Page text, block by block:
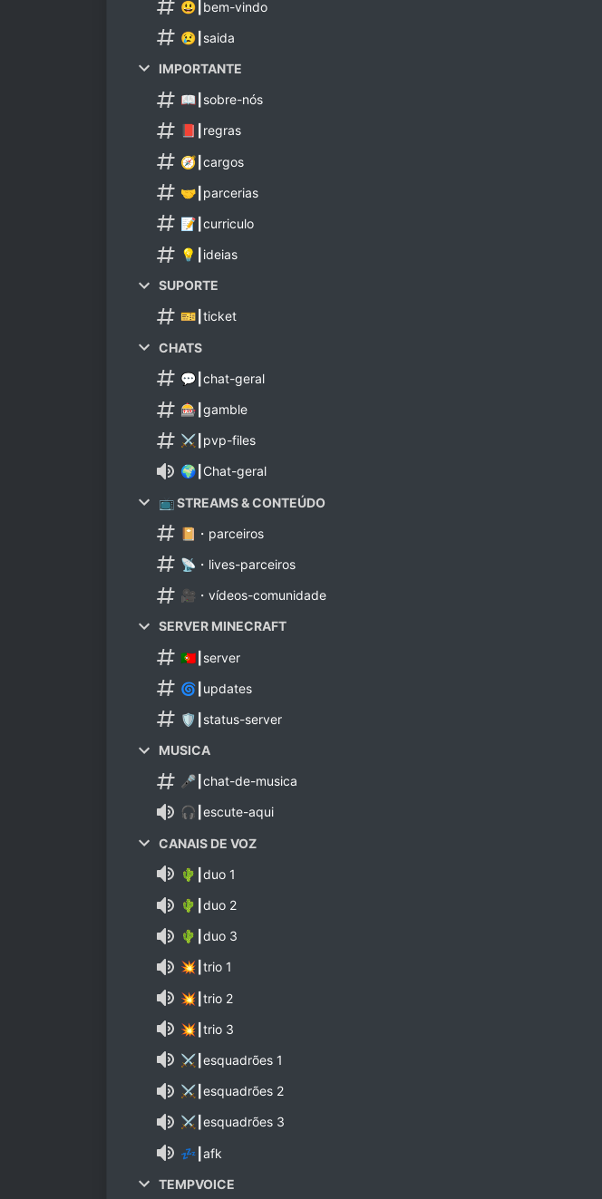
😃┃bem-vindo
😢┃saida
IMPORTANTE
📖┃sobre-nós
📕┃regras
🧭┃cargos
🤝┃parcerias
📝┃curriculo
💡┃ideias
SUPORTE
🎫┃ticket
CHATS
💬┃chat-geral
🎰┃gamble
⚔️┃pvp-files
🌍┃Chat-geral
📺 STREAMS & CONTEÚDO
📔・parceiros
📡・lives-parceiros
🎥・vídeos-comunidade
SERVER MINECRAFT
🇵🇹┃server
🌀┃updates
🛡┃status-server
MUSICA
🎤┃chat-de-musica
🎧┃escute-aqui
CANAIS DE VOZ
🌵┃duo 1
🌵┃duo 2
🌵┃duo 3
💥┃trio 1
💥┃trio 2
💥┃trio 3
⚔┃esquadrões 1
⚔┃esquadrões 2
⚔┃esquadrões 3
💤┃afk
TEMPVOICE